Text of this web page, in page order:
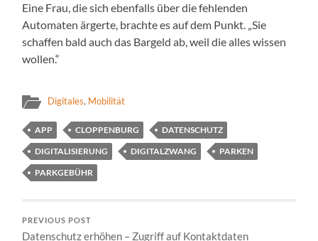
Eine Frau, die sich ebenfalls über die fehlenden
Automaten ärgerte, brachte es auf dem Punkt. „Sie
schaffen bald auch das Bargeld ab, weil die alles wissen
wollen.“
Digitales, Mobilität
APP CLOPPENBURG
DATENSCHUTZ
DIGITALISIERUNG
DIGITALZWANG
PARKEN
PARKGEBÜHR
PREVIOUS POST
Datenschutz erhöhen – Zugriff auf Kontaktdaten